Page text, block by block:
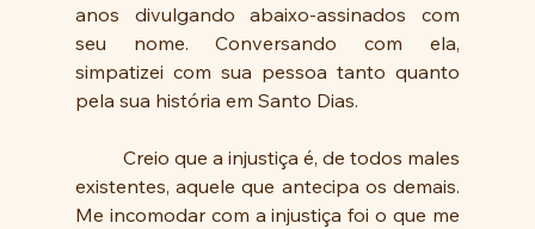
anos divulgando abaixo-assinados com
seu nome. Conversando com ela,
simpatizei com sua pessoa tanto quanto
pela sua história em Santo Dias.
existentes, aquele que antecipa os demais.
Me incomodar com a injustiça foi o que me